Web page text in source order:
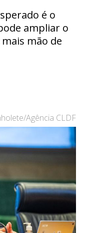
é o
ampliar o
mão de
Agência CLDF